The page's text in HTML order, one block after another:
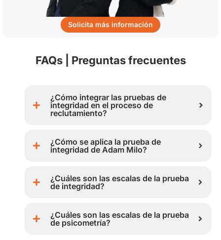
Solicita más información
FAQs | Preguntas frecuentes
¿Cómo integrar las pruebas de
integridad en el proceso de
reclutamiento?
¿Cómo se aplica la prueba de
integridad de Adam Milo?
¿Cuáles son las escalas de la prueba
de integridad?
¿Cuáles son las escalas de la prueba
de psicometría?